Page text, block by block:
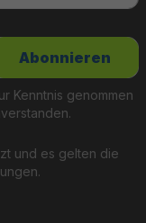
und es gelten die
.
Kenntnis genommen
Abonnieren